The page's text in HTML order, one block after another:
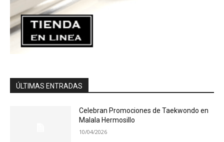
ÚLTIMAS ENTRADAS
Celebran Promociones de Taekwondo en
Malala Hermosillo
10/04/2026